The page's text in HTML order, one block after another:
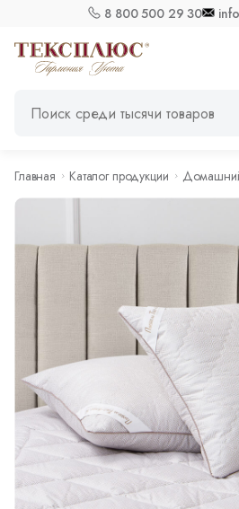
8 800 500 29 30
Главная Каталог продукции Домашний